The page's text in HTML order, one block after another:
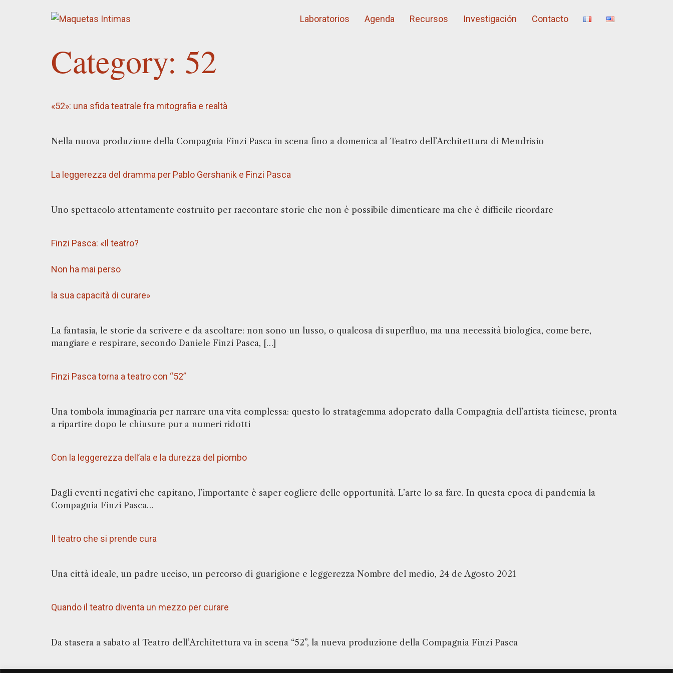
Laboratorios Agenda Recursos Investigación Contacto
Category: 52
«52»: una sfida teatrale fra mitografia e realtà
Nella nuova produzione della Compagnia Finzi Pasca in scena fino a domenica al Teatro dell’Architettura di Mendrisio
La leggerezza del dramma per Pablo Gershanik e Finzi Pasca
Uno spettacolo attentamente costruito per raccontare storie che non è possibile dimenticare ma che è difficile ricordare
Finzi Pasca: «Il teatro?
Non ha mai perso
la sua capacità di curare»
La fantasia, le storie da scrivere e da ascoltare: non sono un lusso, o qualcosa di superfluo, ma una necessità biologica, come bere,
mangiare e respirare, secondo Daniele Finzi Pasca, […]
Finzi Pasca torna a teatro con “52”
Una tombola immaginaria per narrare una vita complessa: questo lo stratagemma adoperato dalla Compagnia dell’artista ticinese, pronta
a ripartire dopo le chiusure pur a numeri ridotti
Con la leggerezza dell’ala e la durezza del piombo
Dagli eventi negativi che capitano, l’importante è saper cogliere delle opportunità. L’arte lo sa fare. In questa epoca di pandemia la
Compagnia Finzi Pasca…
Il teatro che si prende cura
Una città ideale, un padre ucciso, un percorso di guarigione e leggerezza Nombre del medio, 24 de Agosto 2021
Quando il teatro diventa un mezzo per curare
Da stasera a sabato al Teatro dell’Architettura va in scena “52”, la nueva produzione della Compagnia Finzi Pasca